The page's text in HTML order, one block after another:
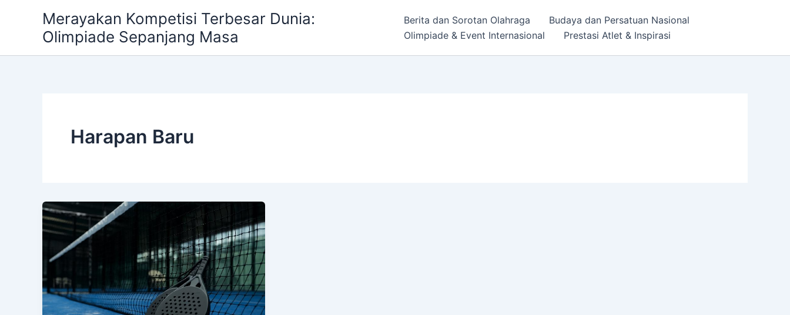
Merayakan Kompetisi Terbesar Dunia:
Olimpiade Sepanjang Masa
Berita dan Sorotan Olahraga
Budaya dan Persatuan Nasional
Olimpiade & Event Internasional
Prestasi Atlet & Inspirasi
Harapan Baru